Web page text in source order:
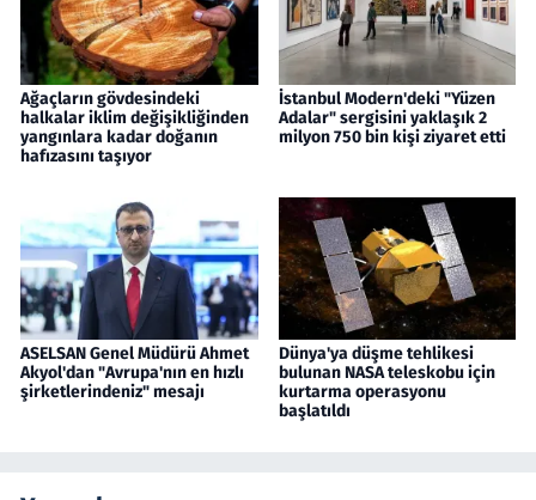
Ağaçların gövdesindeki
halkalar iklim değişikliğinden
yangınlara kadar doğanın
hafızasını taşıyor
İstanbul Modern'deki "Yüzen
Adalar" sergisini yaklaşık 2
milyon 750 bin kişi ziyaret etti
ASELSAN Genel Müdürü Ahmet
Akyol'dan "Avrupa'nın en hızlı
şirketlerindeniz" mesajı
Dünya'ya düşme tehlikesi
bulunan NASA teleskobu için
kurtarma operasyonu
başlatıldı